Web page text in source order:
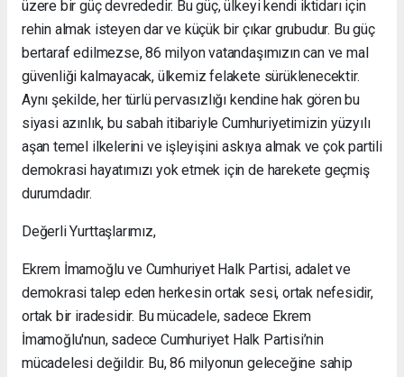
üzere bir güç devrededir. Bu güç, ülkeyi kendi iktidarı için
rehin almak isteyen dar ve küçük bir çıkar grubudur. Bu güç
bertaraf edilmezse, 86 milyon vatandaşımızın can ve mal
güvenliği kalmayacak, ülkemiz felakete sürüklenecektir.
Aynı şekilde, her türlü pervasızlığı kendine hak gören bu
siyasi azınlık, bu sabah itibariyle Cumhuriyetimizin yüzyılı
aşan temel ilkelerini ve işleyişini askıya almak ve çok partili
demokrasi hayatımızı yok etmek için de harekete geçmiş
durumdadır.
Değerli Yurttaşlarımız,
Ekrem İmamoğlu ve Cumhuriyet Halk Partisi, adalet ve
demokrasi talep eden herkesin ortak sesi, ortak nefesidir,
ortak bir iradesidir. Bu mücadele, sadece Ekrem
İmamoğlu'nun, sadece Cumhuriyet Halk Partisi’nin
mücadelesi değildir. Bu, 86 milyonun geleceğine sahip